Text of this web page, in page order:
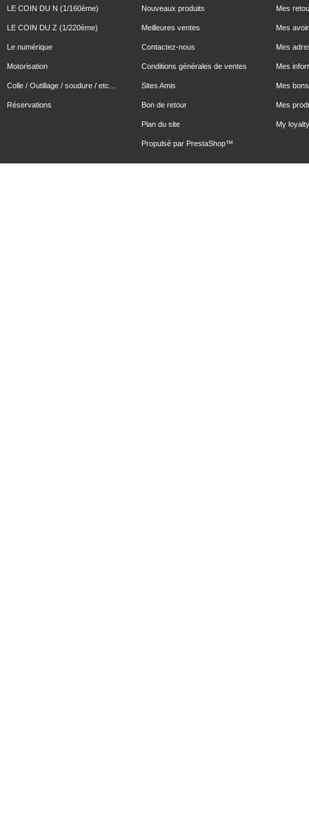
LE COIN DU N (1/160ème)
LE COIN DU Z (1/220ème)
Le numérique
Motorisation
Colle / Outillage / soudure / etc...
Réservations
Nouveaux produits
Meilleures ventes
Contactez-nous
Conditions générales de ventes
Sites Amis
Bon de retour
Plan du site
Propulsé par PrestaShop™
Mes
Mes
Mes
Mes
Mes
Mes
My